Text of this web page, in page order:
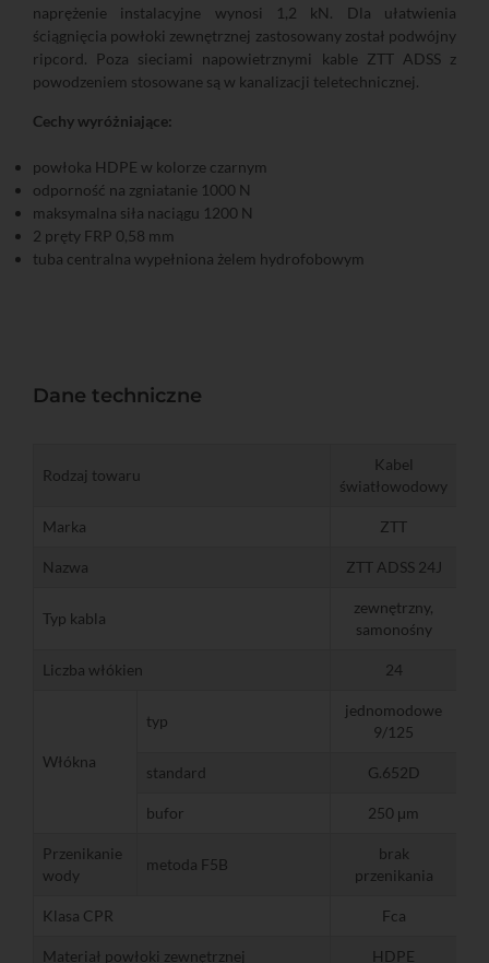
naprężenie instalacyjne wynosi 1,2 kN. Dla ułatwienia
ściągnięcia powłoki zewnętrznej zastosowany został podwójny
ripcord. Poza sieciami napowietrznymi kable ZTT ADSS z
powodzeniem stosowane są w kanalizacji teletechnicznej.
Cechy wyróżniające:
powłoka HDPE w kolorze czarnym
odporność na zgniatanie 1000 N
maksymalna siła naciągu 1200 N
2 pręty FRP 0,58 mm
tuba centralna wypełniona żelem hydrofobowym
Dane techniczne
Rodzaj towaru
Kabel
światłowodowy
Marka ZTT
Nazwa ZTT ADSS 24J
Typ kabla
zewnętrzny,
samonośny
Liczba włókien 24
Włókna
typ
jednomodowe
9/125
standard G.652D
bufor 250 μm
Przenikanie
wody
metoda F5B
brak
przenikania
Klasa CPR Fca
Materiał powłoki zewnętrznej HDPE